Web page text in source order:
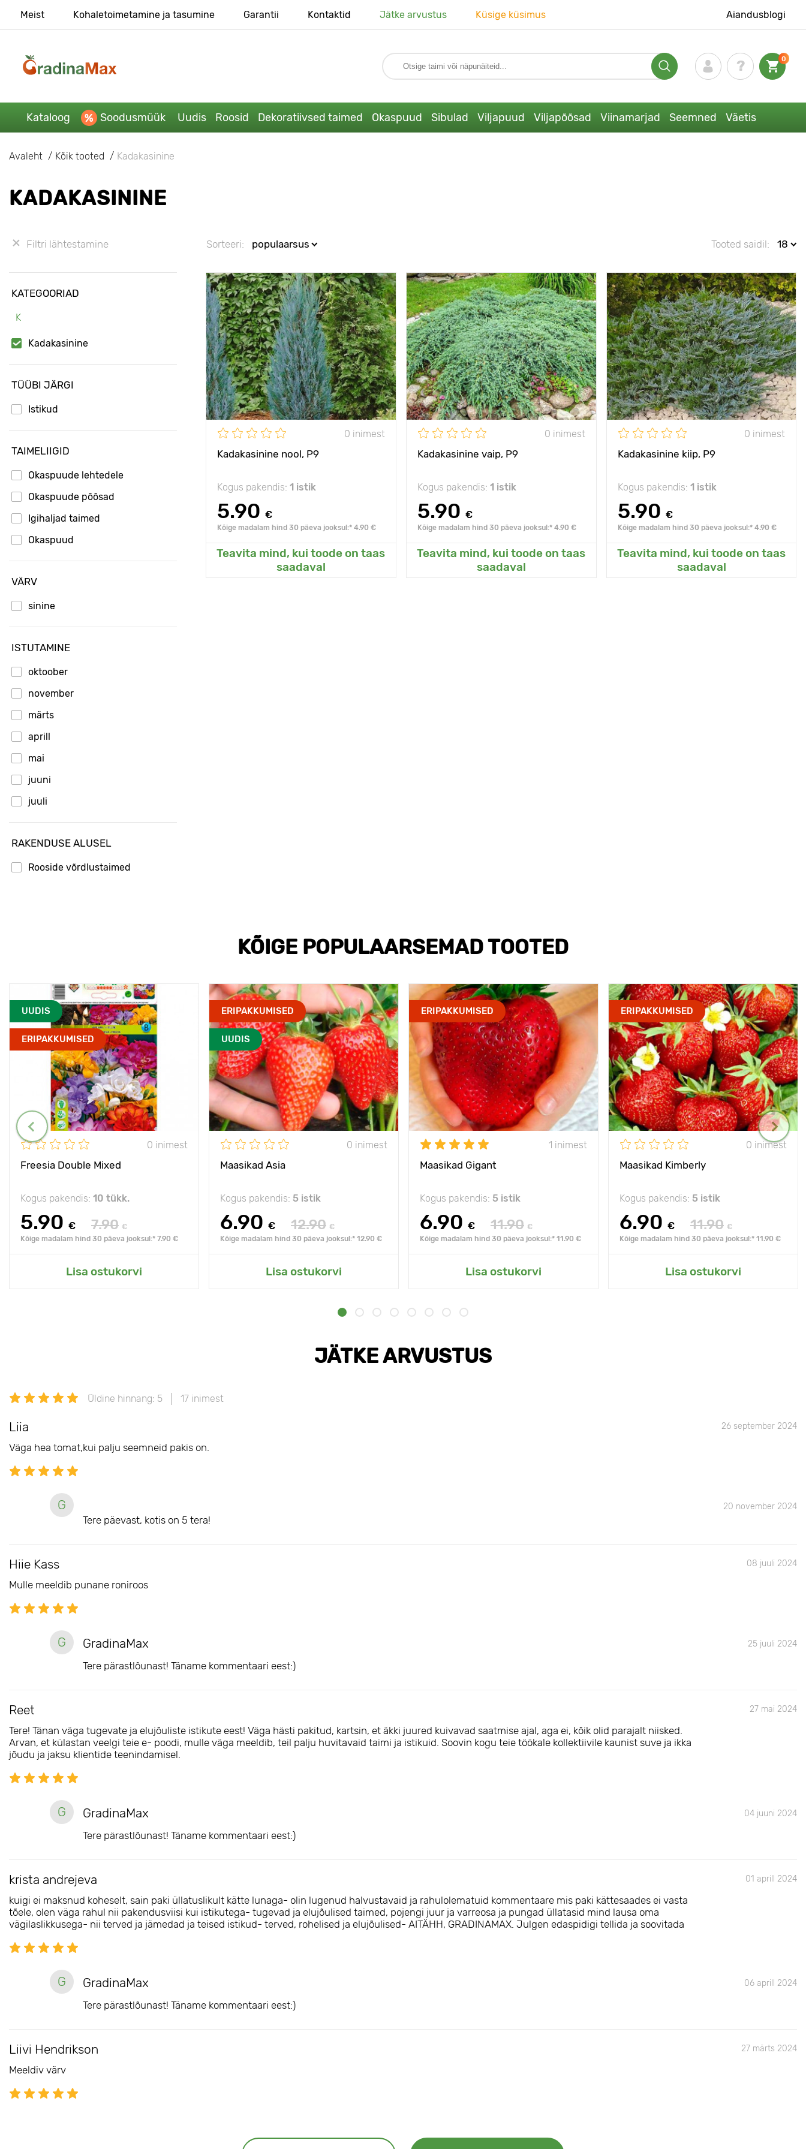
Meist Kohaletoimetamine ja tasumine Garantii Kontaktid Jätke arvustus Küsige küsimus Aiandusblogi
0
Kataloog Soodusmüük Uudis Roosid Dekoratiivsed taimed Okaspuud Sibulad Viljapuud Viljapõõsad Viinamarjad Seemned Väetis
Avaleht Kõik tooted Kadakasinine
KADAKASININE
Filtri lähtestamine
KATEGOORIAD
K
Kadakasinine
TÜÜBI JÄRGI
Istikud
TAIMELIIGID
Okaspuude lehtedele
Okaspuude põõsad
Igihaljad taimed
Okaspuud
VÄRV
sinine
ISTUTAMINE
oktoober
november
märts
aprill
mai
juuni
juuli
august
september
RAKENDUSE ALUSEL
Rooside võrdlustaimed
Sorteeri: populaarsus Tooted saidil: 18
0 inimest
Kadakasinine nool, Р9
Kogus pakendis: 1 istik
5.90 €
Kõige madalam hind 30 päeva jooksul:* 4.90 €
Teavita mind, kui toode on taas
saadaval
Omadused sinine nool
Taime kõrgus 5 m
Type pots Р9
Taimede
vahekaugused
1.5 - 2 m
Päikseline,
poolvarjuline
päike, penumbra, vari
Vastupidavus külmale - 40°C
Lisanud Minu aeda
0 inimest
Kadakasinine vaip, Р9
Kogus pakendis: 1 istik
5.90 €
Kõige madalam hind 30 päeva jooksul:* 4.90 €
Teavita mind, kui toode on taas
saadaval
Omadused
tugevalt hargnenud
ja vähenõudlik
Taime kõrgus 30 - 40 cm
Type pots Р9
Taimede
vahekaugused
1.5 - 2 m
Päikseline,
poolvarjuline
päike, penumbra, vari
Lisanud Minu aeda
0 inimest
Kadakasinine kiip, Р9
Kogus pakendis: 1 istik
5.90 €
Kõige madalam hind 30 päeva jooksul:* 4.90 €
Teavita mind, kui toode on taas
saadaval
Omadused igihaljas
Taime kõrgus 50 cm
Type pots Р9
Taimede
vahekaugused
1 - 2 m
Päikseline,
poolvarjuline
päike, penumbra, vari
Vastupidavus külmale - 40°C
Lisanud Minu aeda
KÕIGE POPULAARSEMAD TOOTED
UUDIS
ERIPAKKUMISED
0 inimest
Freesia Double Mixed
Kogus pakendis: 10 tükk.
5.90 € 7.90 €
Kõige madalam hind 30 päeva jooksul:* 7.90 €
Lisa ostukorvi
ERIPAKKUMISED
UUDIS
0 inimest
Maasikad Asia
Kogus pakendis: 5 istik
6.90 € 12.90 €
Kõige madalam hind 30 päeva jooksul:* 12.90 €
Lisa ostukorvi
ERIPAKKUMISED
1 inimest
Maasikad Gigant
Kogus pakendis: 5 istik
6.90 € 11.90 €
Kõige madalam hind 30 päeva jooksul:* 11.90 €
Lisa ostukorvi
ERIPAKKUMISED
0 inimest
Maasikad Kimberly
Kogus pakendis: 5 istik
6.90 € 11.90 €
Kõige madalam hind 30 päeva jooksul:* 11.90 €
Lisa ostukorvi
JÄTKE ARVUSTUS
Üldine hinnang: 5 17 inimest
Liia 26 september 2024
Väga hea tomat,kui palju seemneid pakis on.
G 20 november 2024
Tere päevast, kotis on 5 tera!
Hiie Kass 08 juuli 2024
Mulle meeldib punane roniroos
G GradinaMax 25 juuli 2024
Tere pärastlõunast! Täname kommentaari eest:)
Reet 27 mai 2024
Tere! Tänan väga tugevate ja elujõuliste istikute eest! Väga hästi pakitud, kartsin, et äkki juured kuivavad saatmise ajal, aga ei, kõik olid parajalt niisked.
Arvan, et külastan veelgi teie e- poodi, mulle väga meeldib, teil palju huvitavaid taimi ja istikuid. Soovin kogu teie töökale kollektiivile kaunist suve ja ikka
jõudu ja jaksu klientide teenindamisel.
G GradinaMax 04 juuni 2024
Tere pärastlõunast! Täname kommentaari eest:)
krista andrejeva 01 aprill 2024
kuigi ei maksnud koheselt, sain paki üllatuslikult kätte lunaga- olin lugenud halvustavaid ja rahulolematuid kommentaare mis paki kättesaades ei vasta
tõele, olen väga rahul nii pakendusviisi kui istikutega- tugevad ja elujõulised taimed, pojengi juur ja varreosa ja pungad üllatasid mind lausa oma
vägilaslikkusega- nii terved ja jämedad ja teised istikud- terved, rohelised ja elujõulised- AITÄHH, GRADINAMAX. Julgen edaspidigi tellida ja soovitada
G GradinaMax 06 aprill 2024
Tere pärastlõunast! Täname kommentaari eest:)
Liivi Hendrikson 27 märts 2024
Meeldiv värv